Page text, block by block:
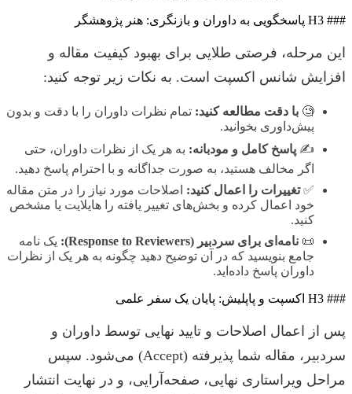
### H3 پاسخگویی به داوران و بازنگری: هنر پژوهشگر
این مرحله، فرصتی طلایی برای بهبود کیفیت مقاله و
افزایش شانس اکسپت است. به نکات زیر توجه کنید:
🧐 با دقت مطالعه کنید: تمام نظرات داوران را با دقت و بدون
پیش‌داوری بخوانید.
✍️ پاسخ کامل و مودبانه: به هر یک از نظرات داوران، حتی
اگر مخالف هستید، به صورت جداگانه و با احترام پاسخ دهید.
✅تغییرات را اعمال کنید: اصلاحات مورد نیاز را در متن مقاله
خود اعمال کرده و بخش‌های تغییر یافته را هایلایت یا مشخص
کنید.
📜 نامه‌ای برای سردبیر (Response to Reviewers):
یک نامه
جامع بنویسید که در آن توضیح دهید چگونه به هر یک از نظرات
داوران پاسخ داده‌اید.
### H3 اکسپت و پاپلیش: پایان یک سفر علمی
پس از اعمال اصلاحات و تایید نهایی توسط داوران و
سردبیر، مقاله شما پذیرفته (Accept) می‌شود. سپس
مراحل ویراستاری نهایی، صفحه‌آرایی، و در نهایت انتشار